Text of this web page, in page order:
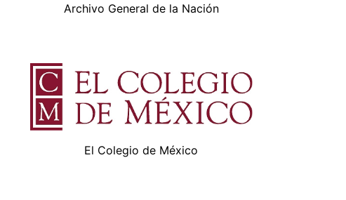
Archivo General de la Nación
El Colegio de México